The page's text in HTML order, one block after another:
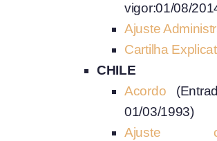
vigor:01/08/
Ajuste
Cartilha
CHILE
Acordo
01/03/1993)
Ajuste